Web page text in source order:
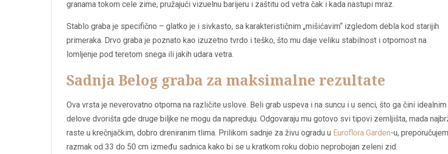
granama tokom cele zime, pružajući vizuelnu barijeru i zaštitu od vetra čak i kada nastupi mraz.
Stablo graba je specifično – glatko je i sivkasto, sa karakterističnim „mišićavim“ izgledom debla kod starijih
primeraka. Drvo graba je poznato kao izuzetno tvrdo i teško, što mu daje veliku stabilnost i otpornost na
lomljenje pod teretom snega ili jakih udara vetra.
Sadnja Belog graba za maksimalne rezultate
Ova vrsta je neverovatno otporna na različite uslove. Beli grab uspeva i na suncu i u senci, što ga čini
delove dvorišta gde druge biljke ne mogu da napreduju. Odgovaraju mu gotovo svi tipovi zemljišta, mada
raste u krečnjačkim, dobro dreniranim tlima. Prilikom sadnje za živu ogradu u Euroflora Garden-u,
razmak od 33 do 50 cm između sadnica kako bi se u kratkom roku dobio neprobojan zeleni zid.